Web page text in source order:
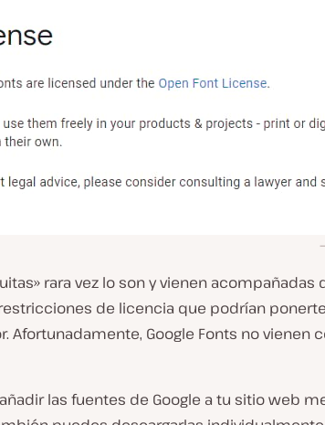
rara vez lo son y vienen acompañadas
de licencia que podrían
Afortunadamente, Google Fonts no vienen
las fuentes de Google a tu sitio web